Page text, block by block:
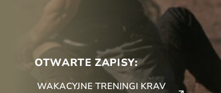
OTWARTE ZAPISY:
WAKACYJNE TRENINGI KRAV